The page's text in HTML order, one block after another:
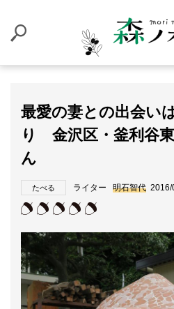
最愛の妻との出会い
り 金沢区・釜利谷
ん
たべる ライター 明石智代 2016/